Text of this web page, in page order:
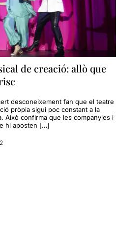
de creació: allò que
desconeixement fan que el teatre
pròpia sigui poc constant a la
Això confirma que les companyies i
hi aposten […]